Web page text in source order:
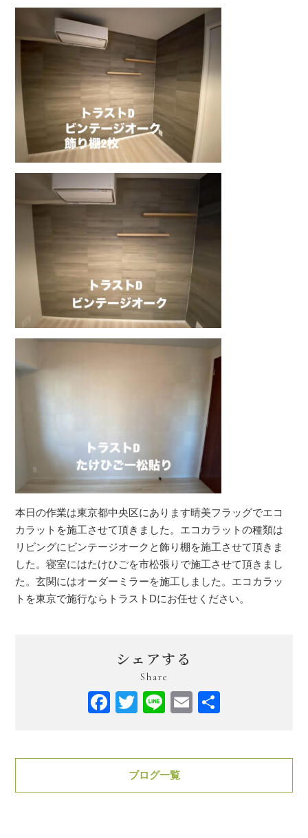
本日の作業は東京都中央区にあります晴美フラッグでエコ
カラットを施工させて頂きました。エコカラットの種類は
リビングにビンテージオークと飾り棚を施工させて頂きま
した。寝室にはたけひごを市松張りで施工させて頂きまし
た。玄関にはオーダーミラーを施工しました。エコカラッ
トを東京で施行ならトラストDにお任せください。
シェアする
Share
Facebook
Twitter
LineEmail
ブログ一覧